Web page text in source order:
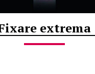
extrema